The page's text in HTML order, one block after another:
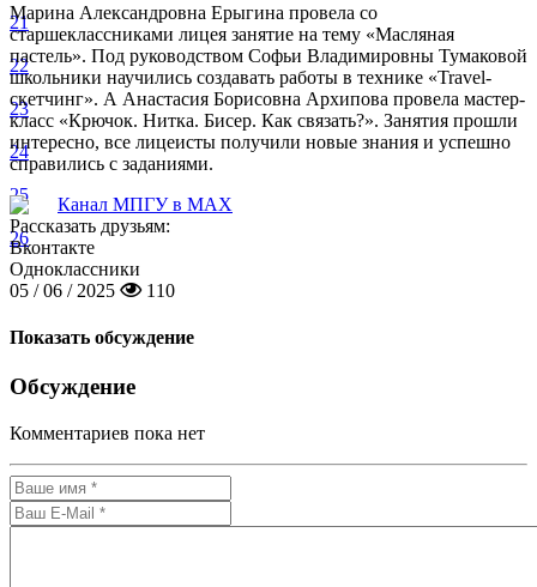
21
22
23
24
25
26
Марина Александровна Ерыгина провела со
старшеклассниками лицея занятие на тему «Масляная
пастель». Под руководством Софьи Владимировны Тумаковой
школьники научились создавать работы в технике «Travel-
скетчинг». А Анастасия Борисовна Архипова провела мастер-
класс «Крючок. Нитка. Бисер. Как связать?». Занятия прошли
интересно, все лицеисты получили новые знания и успешно
справились с заданиями.
Канал МПГУ в MAX
Рассказать друзьям:
Вконтакте
Одноклассники
05 / 06 / 2025
110
Показать обсуждение
Обсуждение
Комментариев пока нет